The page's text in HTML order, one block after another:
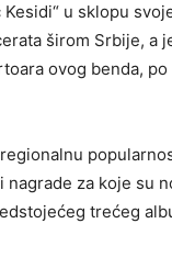
Kesidi“ u sklopu
širom Srbije,
ovog benda,
za koje su
trećeg